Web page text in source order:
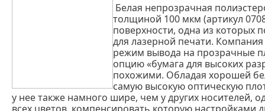
Белая непрозрачная
толщиной 100 мкм (артикул
поверхности, одна из которых
для лазерной печати.
режим вывода на прозрачные
опцию «бумага для высоких
похожими. Обладая хорошей
самую высокую оптическую
у нее также намного шире, чем у других носителей,
всех цветов, компенсировать которую настройками